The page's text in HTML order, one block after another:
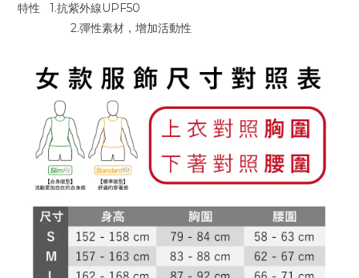
特性
1.抗紫外線UPF50
2.彈性素材，增加活動性